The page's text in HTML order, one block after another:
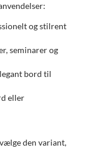
og stilrent
seminarer og
bord til
eller
den variant,